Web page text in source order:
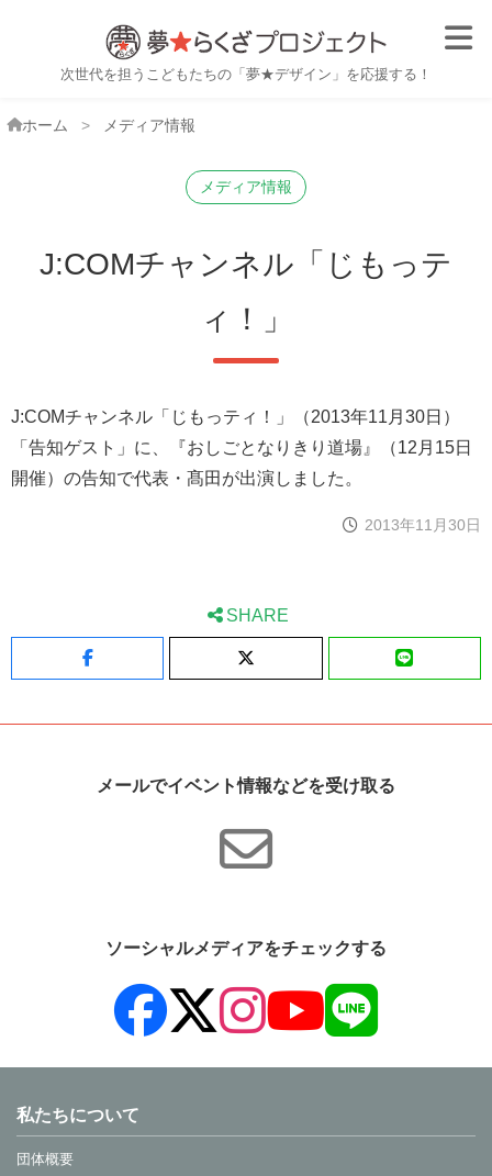
子ども職業体験・おしごと体
次世代を担うこどもたちの「夢★デザイン」を応援する！
ホーム メディア情報
メディア情報
J:COMチャンネル「じもっテ
ィ！」
J:COMチャンネル「じもっティ！」（2013年11月30日）
「告知ゲスト」に、『おしごとなりきり道場』（12月15日
開催）の告知で代表・髙田が出演しました。
2013年11月30日
SHARE
Facebook LINE
メールでイベント情報などを受け取る
ソーシャルメディアをチェックする
私たちについて
団体概要